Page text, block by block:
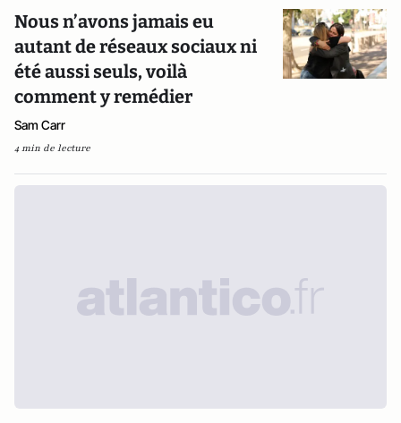
Nous n’avons jamais eu
autant de réseaux sociaux ni
été aussi seuls, voilà
comment y remédier
Sam Carr
4 min de lecture